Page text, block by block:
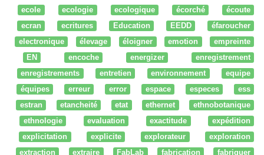
ecole
ecologie ecologique écorché
écoute
ecran
ecritures Education EEDD
éfaroucher
electronique
élevage éloigner emotion
empreinte
EN
encoche energizer
enregistrement
enregistrements
entretien environnement
equipe
équipes
erreur error espace especes
ess
estran
etancheité etat ethernet
ethnobotanique
ethnologie
evaluation exactitude
expédition
explicitation
explicite explorateur
exploration
extraction
extraire FabLab fabrication
fabriquer